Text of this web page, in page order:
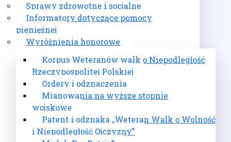
Sprawy zdrowotne i socjalne
Informatory dotyczące pomocy
pieniężnej
Wyróżnienia honorowe
Korpus Weteranów walk o Niepodległość
Rzeczypospolitej Polskiej
Ordery i odznaczenia
Mianowania na wyższe stopnie
wojskowe
Patent i odznaka „Weteran Walk o Wolność
i Niepodległość Ojczyzny”